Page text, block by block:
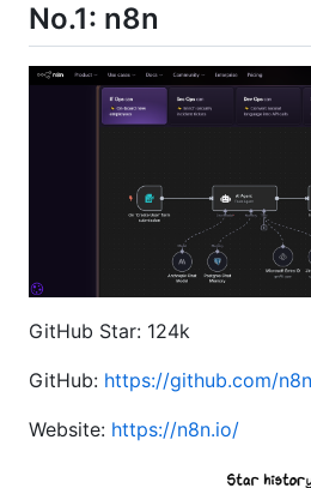
No.1: n8n
GitHub Star: 124k
GitHub: https://github.com/
Website: https://n8n.io/